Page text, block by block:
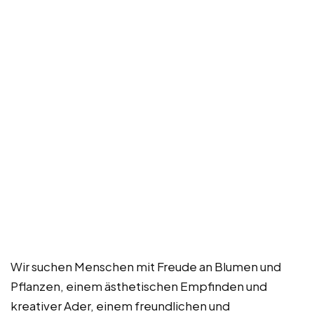
Wir suchen Menschen mit Freude an Blumen und
Pflanzen, einem ästhetischen Empfinden und
kreativer Ader, einem freundlichen und